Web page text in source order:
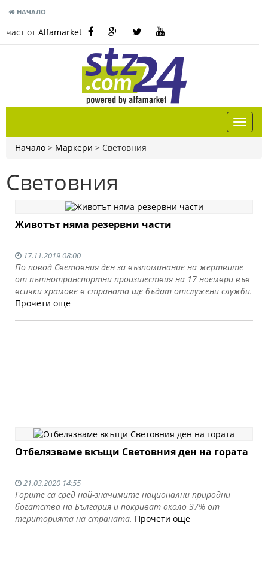
НАЧАЛО
част от Alfamarket
Начало > Маркери > Световния
Световния
Животът няма резервни части
17.11.2019 08:00
По повод Световния ден за възпоминание на жертвите
от пътнотранспортни произшествия на 17 ноември във
всички храмове в страната ще бъдат отслужени служби.
Прочети още
Отбелязваме вкъщи Световния ден на гората
21.03.2020 14:55
Горите са сред най-значимите национални природни
богатства на България и покриват около 37% от
територията на страната. Прочети още